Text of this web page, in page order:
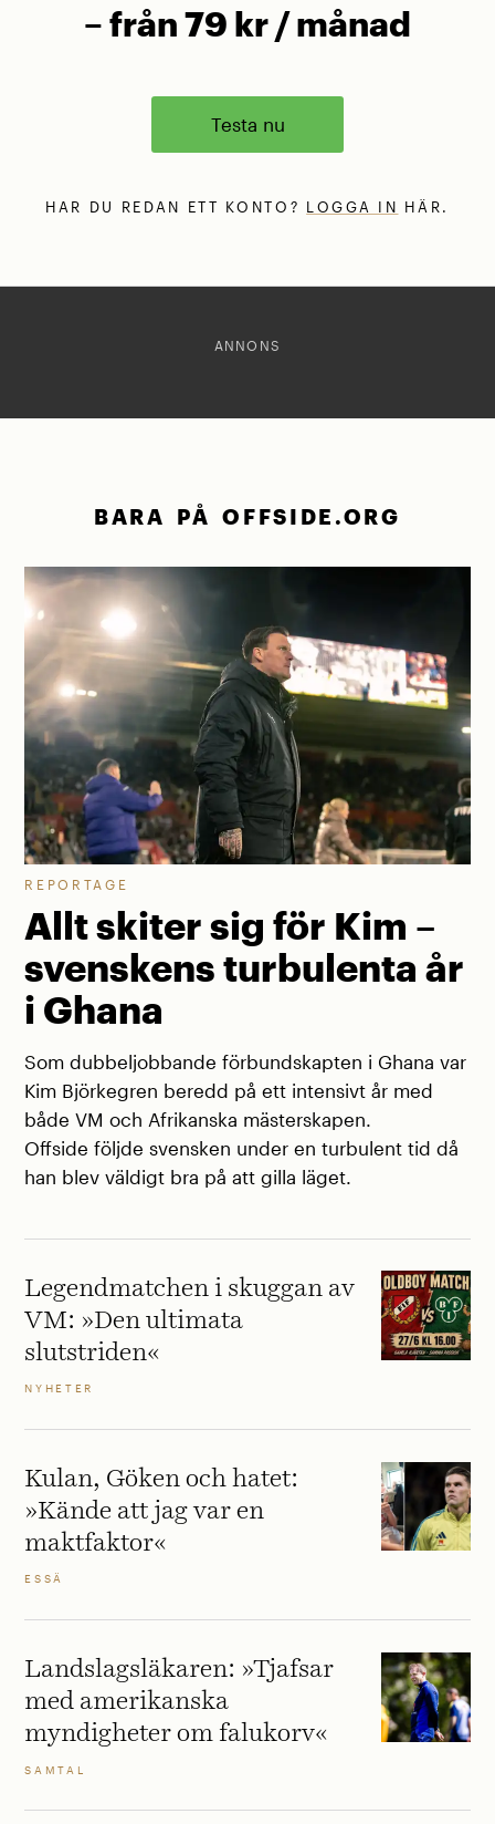
– från 79 kr / månad
Testa nu
HAR DU REDAN ETT KONTO? LOGGA IN HÄR.
ANNONS
BARA PÅ OFFSIDE.ORG
REPORTAGE
Allt skiter sig för Kim –
svenskens turbulenta år
i Ghana
Som dubbeljobbande förbundskapten i Ghana var
Kim Björkegren beredd på ett intensivt år med
både VM och Afrikanska mästerskapen.
Offside följde svensken under en turbulent tid då
han blev väldigt bra på att gilla läget.
Legendmatchen i skuggan av
VM: »Den ultimata
slutstriden«
NYHETER
Kulan, Göken och hatet:
»Kände att jag var en
maktfaktor«
ESSÄ
Landslagsläkaren: »Tjafsar
med amerikanska
myndigheter om falukorv«
SAMTAL